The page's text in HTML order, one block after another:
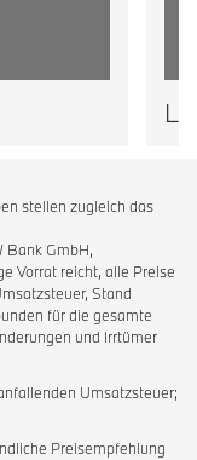
stellen zugleich das
Bank GmbH,
Vorrat reicht, alle Preise
Stand
für die gesamte
und Irrtümer
Umsatzsteuer;
Preisempfehlung